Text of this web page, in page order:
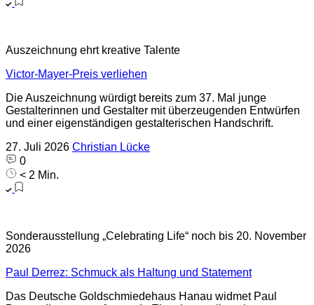
Auszeichnung ehrt kreative Talente
Victor-Mayer-Preis verliehen
Die Auszeichnung würdigt bereits zum 37. Mal junge
Gestalterinnen und Gestalter mit überzeugenden Entwürfen
und einer eigenständigen gestalterischen Handschrift.
27. Juli 2026 Christian Lücke
0
< 2 Min.
Sonderausstellung „Celebrating Life“ noch bis 20. November
2026
Paul Derrez: Schmuck als Haltung und Statement
Das Deutsche Goldschmiedehaus Hanau widmet Paul